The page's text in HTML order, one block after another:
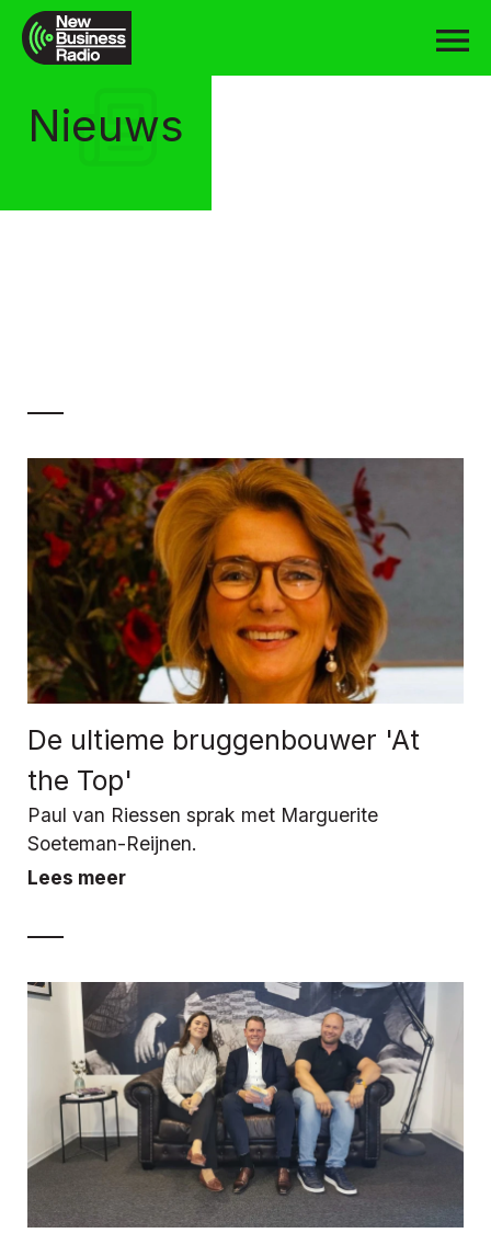
Nieuws
De ultieme bruggenbouwer 'At
the Top'
Paul van Riessen sprak met Marguerite
Soeteman-Reijnen.
Lees meer